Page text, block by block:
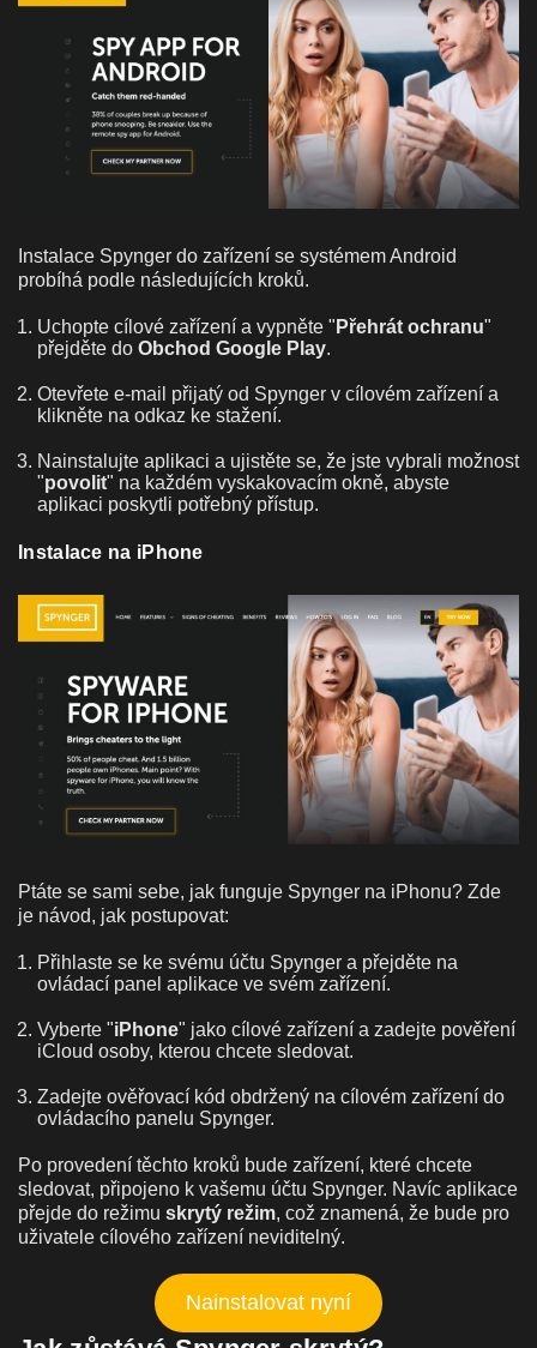
Instalace Spynger do zařízení se systémem Android
probíhá podle následujících kroků.
Uchopte cílové zařízení a vypněte " Přehrát ochranu"
přejděte do Obchod Google Play.
Otevřete e-mail přijatý od Spynger v cílovém zařízení a
klikněte na odkaz ke stažení.
Nainstalujte aplikaci a ujistěte se, že jste vybrali možnost
"povolit" na každém vyskakovacím okně, abyste
aplikaci poskytli potřebný přístup.
Instalace na iPhone
Ptáte se sami sebe, jak funguje Spynger na iPhonu? Zde
je návod, jak postupovat:
Přihlaste se ke svému účtu Spynger a přejděte na
ovládací panel aplikace ve svém zařízení.
Vyberte "iPhone" jako cílové zařízení a zadejte pověření
iCloud osoby, kterou chcete sledovat.
Zadejte ověřovací kód obdržený na cílovém zařízení do
ovládacího panelu Spynger.
Po provedení těchto kroků bude zařízení, které chcete
sledovat, připojeno k vašemu účtu Spynger. Navíc aplikace
přejde do režimu skrytý režim, což znamená, že bude pro
uživatele cílového zařízení neviditelný.
Nainstalovat nyní